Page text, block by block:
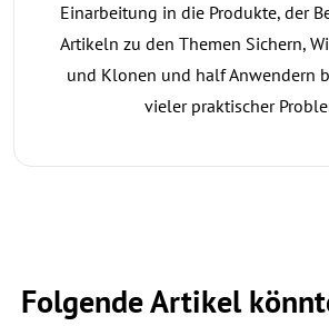
Einarbeitung in die Produkte, der
Artikeln zu den Themen Sichern,
und Klonen und half Anwendern
vieler praktischer
Folgende Artikel